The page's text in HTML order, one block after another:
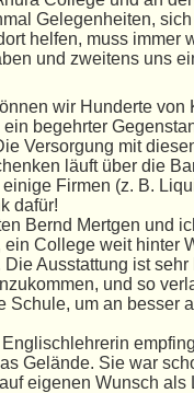
Gelegenheiten,
helfen, muss immer
und zweitens uns
wir Hunderte von
ein begehrter
Versorgung mit
läuft über die
Firmen (z. B.
dafür!
Bernd Mertgen und
ein College weit hinter
Ausstattung ist
und so
um an besser
Gelände. Sie war
eigenen Wunsch als